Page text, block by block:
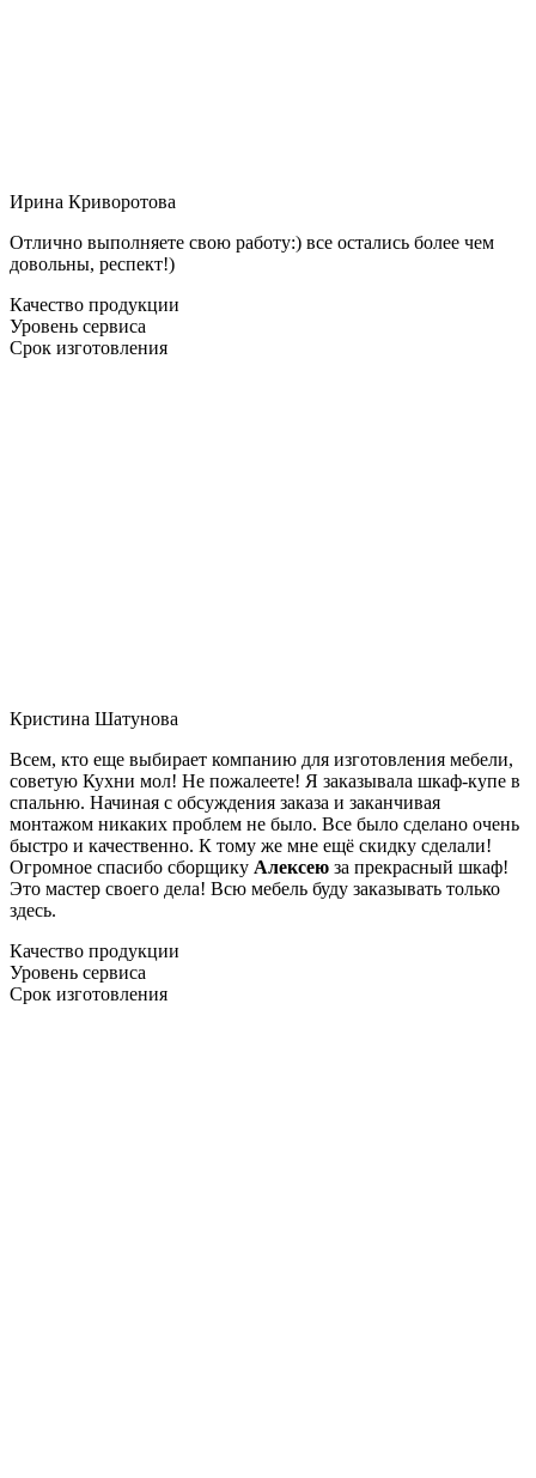
Ирина Криворотова
Отлично выполняете свою работу:) все остались более чем
довольны, респект!)
Качество продукции
Уровень сервиса
Срок изготовления
Кристина Шатунова
Всем, кто еще выбирает компанию для изготовления мебели,
советую Кухни мол! Не пожалеете! Я заказывала шкаф-купе в
спальню. Начиная с обсуждения заказа и заканчивая
монтажом никаких проблем не было. Все было сделано очень
быстро и качественно. К тому же мне ещё скидку сделали!
Огромное спасибо сборщику Алексею за прекрасный шкаф!
Это мастер своего дела! Всю мебель буду заказывать только
здесь.
Качество продукции
Уровень сервиса
Срок изготовления